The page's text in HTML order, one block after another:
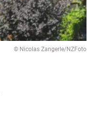
© Nicolas Zangerle/NZFoto